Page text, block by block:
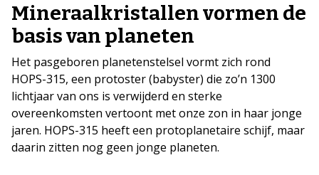
Mineraalkristallen vormen de
basis van planeten
Het pasgeboren planetenstelsel vormt zich rond
HOPS-315, een protoster (babyster) die zo’n 1300
lichtjaar van ons is verwijderd en sterke
overeenkomsten vertoont met onze zon in haar jonge
jaren. HOPS-315 heeft een protoplanetaire schijf, maar
daarin zitten nog geen jonge planeten.